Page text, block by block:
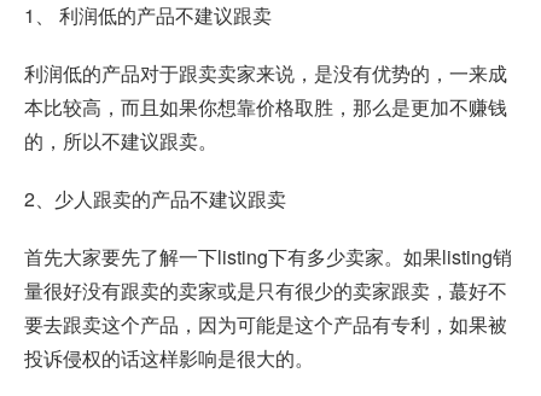
1、 利润低的产品不建议跟卖
利润低的产品对于跟卖卖家来说，是没有优势的，一来成
本比较高，而且如果你想靠价格取胜，那么是更加不赚钱
的，所以不建议跟卖。
2、少人跟卖的产品不建议跟卖
首先大家要先了解一下listing下有多少卖家。如果listing销
量很好没有跟卖的卖家或是只有很少的卖家跟卖，蕞好不
要去跟卖这个产品，因为可能是这个产品有专利，如果被
投诉侵权的话这样影响是很大的。